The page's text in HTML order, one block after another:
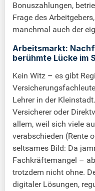
Bonuszahlungen,
Frage des
manchmal auch der
Arbeitsmarkt:
berühmte Lücke im
Kein Witz – es gibt
Lehrer in der
Versicherer oder
allem, weil sich viele
verabschieden (Rente
seltsames Bild: Da
Fachkräftemangel –
trotzdem nicht ohne.
digitaler Lösungen,